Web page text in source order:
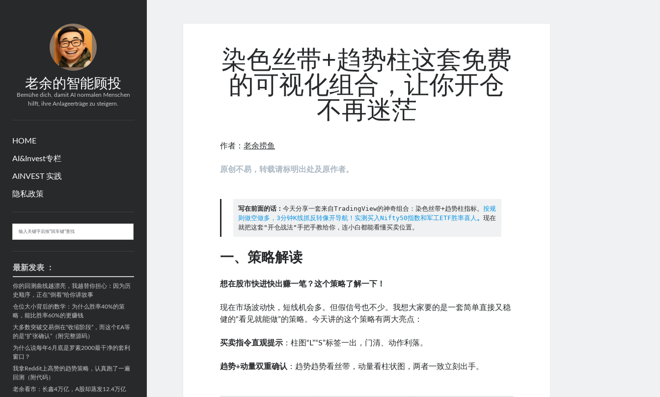
老余的智能顾投
Bemühe dich, damit AI normalen Menschen
hilft, ihre Anlageerträge zu steigern.
HOME
AI&Invest专栏
AINVEST 实践
隐私政策
Sidebar
最新发表 ：
你的回测曲线越漂亮，我越替你担心：因为历
史顺序，正在“倒着”给你讲故事
仓位大小背后的数学：为什么胜率40%的策
略，能比胜率60%的更赚钱
大多数突破交易倒在“收缩阶段”，而这个EA等
的是“扩张确认”（附完整源码）
为什么说每年6月底是罗素2000最干净的套利
窗口？
我拿Reddit上高赞的趋势策略，认真跑了一遍
回测（附代码）
老余看市：长鑫4万亿，A股却蒸发12.4万亿
染色丝带+趋势柱这套免费
的可视化组合，让你开仓
不再迷茫
作者：老余捞鱼
原创不易，转载请标明出处及原作者。
写在前面的话： 今天分享一套来自TradingView的神奇组合：染色丝带+趋势柱指标。 按规
则做空做多，3分钟K线抓反转像开导航！实测买入Nifty50指数和军工ETF胜率喜人 。 现在
就把这套"开仓战法"手把手教给你，连小白都能看懂买卖位置。
一、策略解读
想在股市快进快出赚一笔？这个策略了解一下！
现在市场波动快，短线机会多。但假信号也不少。我想大家要的是一套简单直接又稳
健的“看见就能做”的策略。今天讲的这个策略有两大亮点：
买卖指令直观提示 ：柱图“L”“S”标签一出，门清、动作利落。
趋势+动量双重确认 ：趋势趋势看丝带，动量看柱状图，两者一致立刻出手。